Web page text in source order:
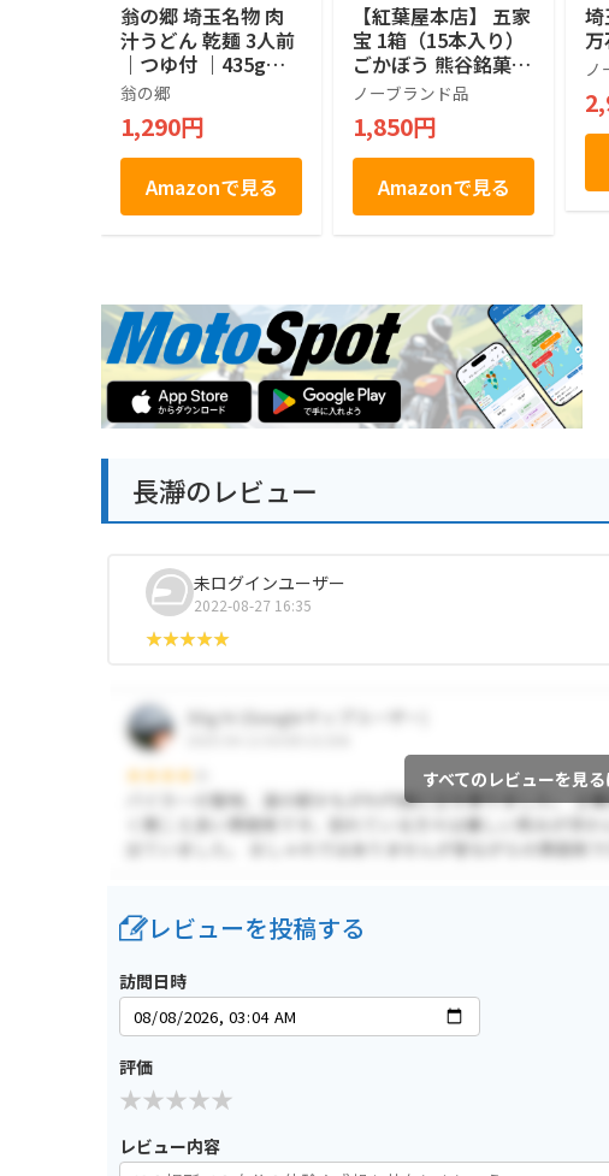
翁の郷 埼玉名物 肉
汁うどん 乾麺 3人前
｜つゆ付 ｜435g｜
埼玉県産小麦 使用
翁の郷
1,290円
Amazonで見る
【紅葉屋本店】 五家
宝 1箱（15本入り）
ごかぼう 熊谷銘菓
埼玉銘菓 埼玉3大銘
菓 お菓子 秘密のケ
ンミンSHOW ギフト
個包装
ノーブランド品
1,850円
Amazonで見る
ノ
長瀞のレビュー
未ログインユーザー
2022-08-27 16:35
すべてのレビューを見
レビューを投稿する
訪問日時
評価
レビュー内容